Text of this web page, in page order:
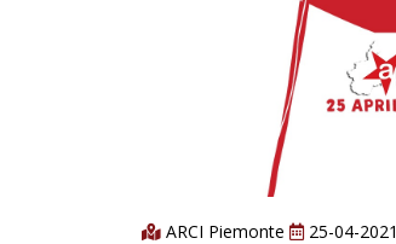
ARCI Piemonte 25-04-2021